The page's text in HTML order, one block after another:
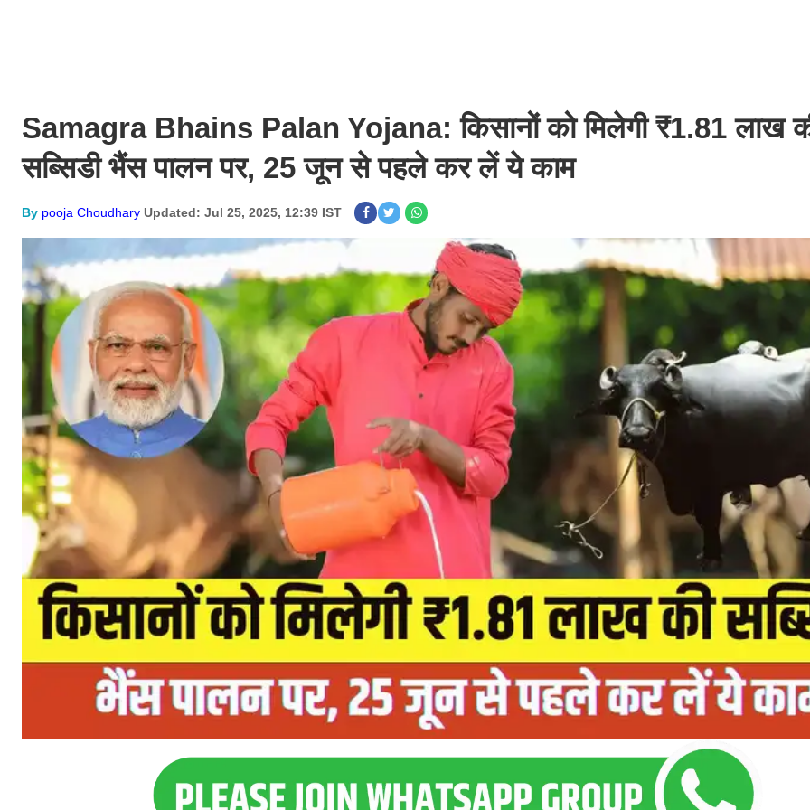
Samagra Bhains Palan Yojana: किसानों को मिलेगी ₹1.81 लाख
सब्सिडी भैंस पालन पर, 25 जून से पहले कर लें ये काम
By pooja Choudhary Updated: Jul 25, 2025, 12:39 IST